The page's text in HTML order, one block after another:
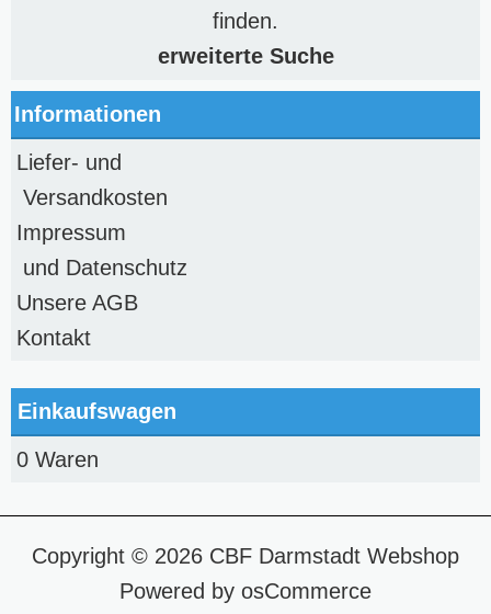
finden.
erweiterte Suche
Informationen
Liefer- und
Versandkosten
Impressum
und Datenschutz
Unsere AGB
Kontakt
Einkaufswagen
0 Waren
Copyright © 2026 CBF Darmstadt Webshop
Powered by osCommerce